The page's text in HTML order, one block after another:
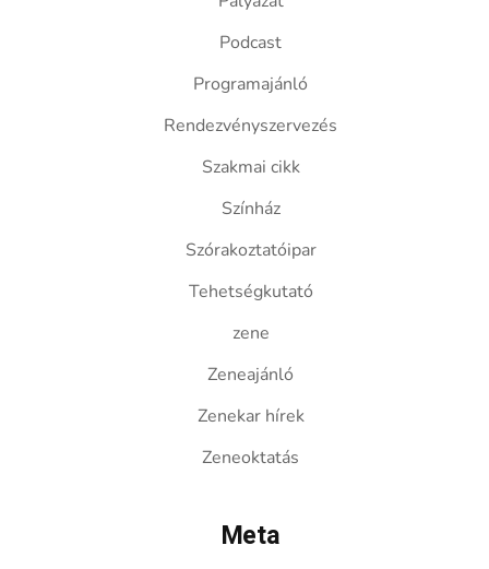
Podcast
Programajánló
Rendezvényszervezés
Szakmai cikk
Színház
Szórakoztatóipar
Tehetségkutató
zene
Zeneajánló
Zenekar hírek
Zeneoktatás
Meta